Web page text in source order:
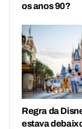
os anos 90?
Regra da
estava